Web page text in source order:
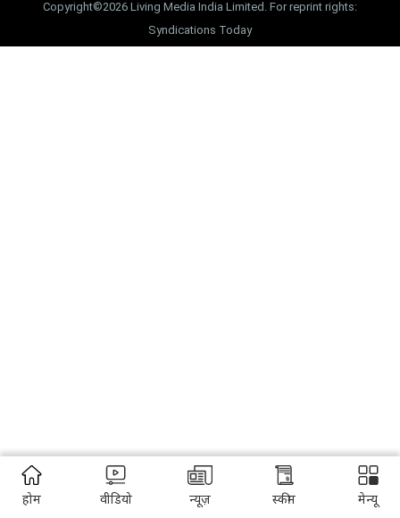
Copyright©2026 Living Media India Limited. For reprint rights:
Syndications Today
होम वीडियो न्यूज़ स्कीम मेन्यू